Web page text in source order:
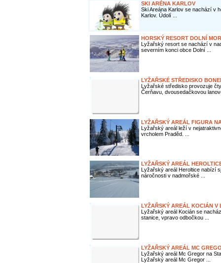
SKI ARÉNA KARLOV
Ski Areána Karlov se nachází v
Karlov. Údolí ...
HORSKÝ RESORT DOLNÍ
Lyžařský resort se nachází v
severním konci obce Dolní ...
LYŽAŘSKÉ STŘEDISKO
Lyžařské středisko provozuje
Čerňavu, dvousedačkovou
LYŽAŘSKÝ AREÁL FIGURA
Lyžařský areál leží v
vrcholem Praděd. ...
LYŽAŘSKÝ AREÁL
Lyžařský areál Heroltice nabízí
náročnosti v nadmořské ...
LYŽAŘSKÝ AREÁL KOCIÁN V
Lyžařský areál Kocián se
stanice, vpravo odbočkou ...
LYŽAŘSKÝ AREÁL MC
Lyžařský areál Mc Gregor na
Lyžařský areál Mc Gregor ...